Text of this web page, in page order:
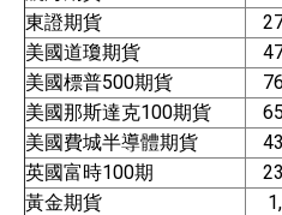
東證期貨
美國道瓊期貨
美國標普500期貨
美國那斯達克100期貨
美國費城半導體期貨
英國富時100期
黃金期貨